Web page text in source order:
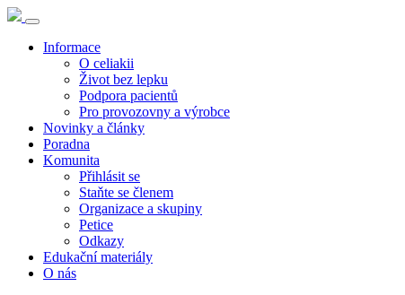
Informace
O celiakii
Život bez lepku
Podpora pacientů
Pro provozovny a výrobce
Novinky a články
Poradna
Komunita
Přihlásit se
Staňte se členem
Organizace a skupiny
Petice
Odkazy
Edukační materiály
O nás